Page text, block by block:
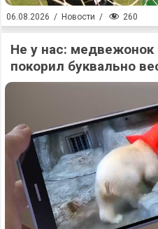
06.08.2026 / Новости / 260
Не у нас: медвежонок
покорил буквально